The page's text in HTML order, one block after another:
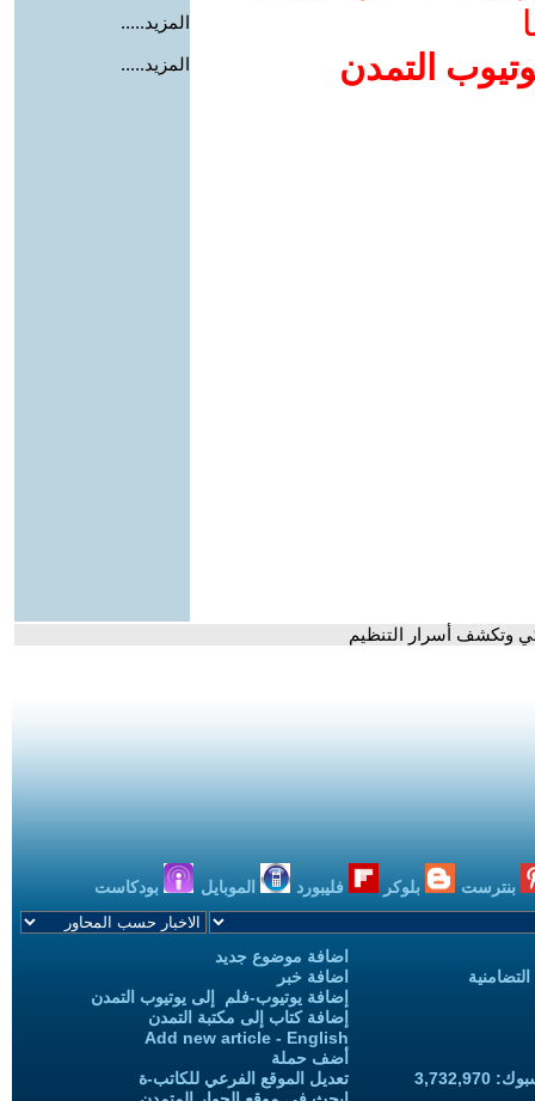
التمدن
المزيد.....
المزيد.....
وتكشف أسرار التنظيم
بنترست بلوكر فليبورد الموبايل بودكاست
اضافة موضوع جديد
اضافة خبر
إضافة يوتيوب-فلم إلى يوتيوب التمدن
إضافة كتاب إلى مكتبة التمدن
Add new article - English
أضف حملة
تعديل الموقع الفرعي للكاتب-ة